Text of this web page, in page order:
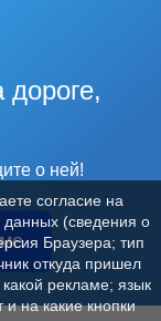
о ней!
согласие на
данных (сведения о
Браузера; тип
откуда пришел
рекламе; язык
на какие кнопки